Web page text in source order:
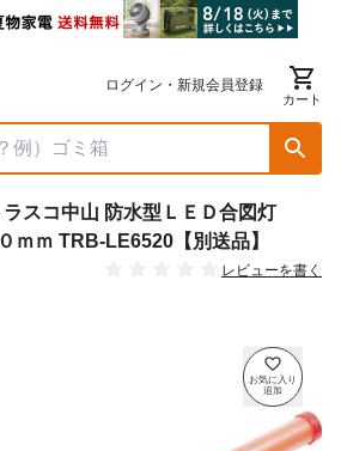
ログイン・新規会員登録
カート
ラスコ中山 防水型ＬＥＤ合図灯
ｍ TRB-LE6520【別送品】
レビューを書く